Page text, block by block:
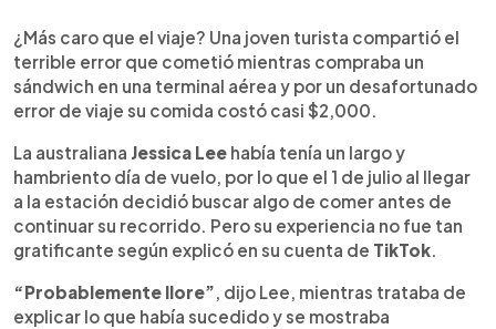
Escuchar artículo
¿Más caro que el viaje? Una joven turista compartió el
terrible error que cometió mientras compraba un
sándwich en una terminal aérea y por un desafortunado
error de viaje su comida costó casi $2,000.
La australiana Jessica Lee había tenía un largo y
hambriento día de vuelo, por lo que el 1 de julio al llegar
a la estación decidió buscar algo de comer antes de
continuar su recorrido. Pero su experiencia no fue tan
gratificante según explicó en su cuenta de TikTok.
“Probablemente llore”, dijo Lee, mientras trataba de
explicar lo que había sucedido y se mostraba